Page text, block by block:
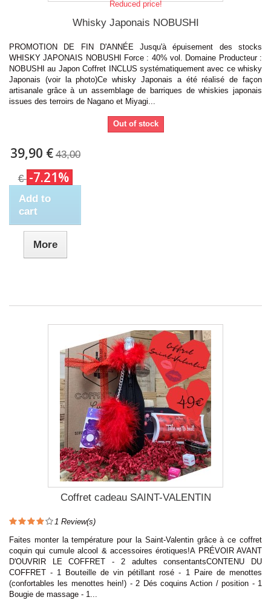
Reduced price!
Whisky Japonais NOBUSHI
PROMOTION DE FIN D'ANNÉE Jusqu'à épuisement des stocks
WHISKY JAPONAIS NOBUSHI Force : 40% vol. Domaine Producteur :
NOBUSHI au Japon Coffret INCLUS systématiquement avec ce whisky
Japonais (voir la photo)Ce whisky Japonais a été réalisé de façon
artisanale grâce à un assemblage de barriques de whiskies japonais
issues des terroirs de Nagano et Miyagi...
Out of stock
39,90 € 43,00
€ -7.21%
Add to
cart
More
Coffret cadeau SAINT-VALENTIN
1 Review(s)
Faites monter la température pour la Saint-Valentin grâce à ce coffret
coquin qui cumule alcool & accessoires érotiques!A PRÉVOIR AVANT
D'OUVRIR LE COFFRET - 2 adultes consentantsCONTENU DU
COFFRET - 1 Bouteille de vin pétillant rosé - 1 Paire de menottes
(confortables les menottes hein!) - 2 Dés coquins Action / position - 1
Bougie de massage - 1...